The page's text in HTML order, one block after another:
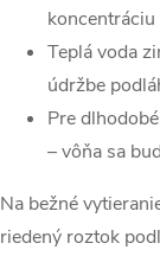
koncentráciu
Teplá voda
údržbe
Pre
– vôňa sa
Na bežné
riedený roztok